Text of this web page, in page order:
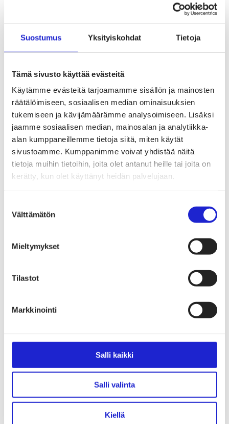
Suostumus Yksityiskohdat Tietoja
Tämä sivusto käyttää evästeitä
Käytämme evästeitä tarjoamamme sisällön ja mainosten
räätälöimiseen, sosiaalisen median ominaisuuksien
tukemiseen ja kävijämäärämme analysoimiseen. Lisäksi
jaamme sosiaalisen median, mainosalan ja analytiikka-
alan kumppaneillemme tietoja siitä, miten käytät
sivustoamme. Kumppanimme voivat yhdistää näitä
tietoja muihin tietoihin, joita olet antanut heille tai joita on
kerätty, kun olet käyttänyt heidän palvelujaan.
valinta
Välttämätön
Mieltymykset
Tilastot
Markkinointi
Salli kaikki
Salli valinta
Kiellä
Hankkeet
Mahdollisuuksien ala – lue vaikuttamis­viestimme
EU-vaalit 2024: Reilut pelisäännöt turvaavat
Tekstiili- ja muotialasta viennin uusi kärki
Suomesta tekstiilialan kiertotalouden &
vastuullisuuden suunnannäyttäjä
Tekstiili- ja muotiala tarvitsee monipuolista
osaamista
Tekstiiliala on tärkeä osa Suomen
huoltovarmuutta
Luodaan kannusteet kuluttajan vihreään
siirtymään
EU-vaikuttaminen
Tekstiilimerkintäuudistus (TLR)
Digitaalinen tuotepassi
Tekstiilien tuottajavastuu (EPR)
Yritysvastuu, kiertotalous ja toimivat markkinat -
Kestävä tuotepolitiikka​ -vaikuttajaryhmä
Osaaminen ja vetovoima -vaikuttajaryhmä
Liity varsinaiseksi jäseneksi
Liity kumppani­jäseneksi
Liiton hallitus
Liiton henkilöstö & yhteystiedot
Liiton säännöt
Suomen Tekstiili & Muoti 120 vuotta